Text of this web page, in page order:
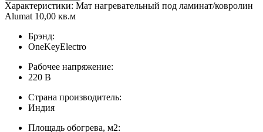
Характеристики: Мат нагревательный под ламинат/ковролин
Alumat 10,00 кв.м
Брэнд:
OneKeyElectro
Рабочее напряжение:
220 В
Страна производитель:
Индия
Площадь обогрева, м2: